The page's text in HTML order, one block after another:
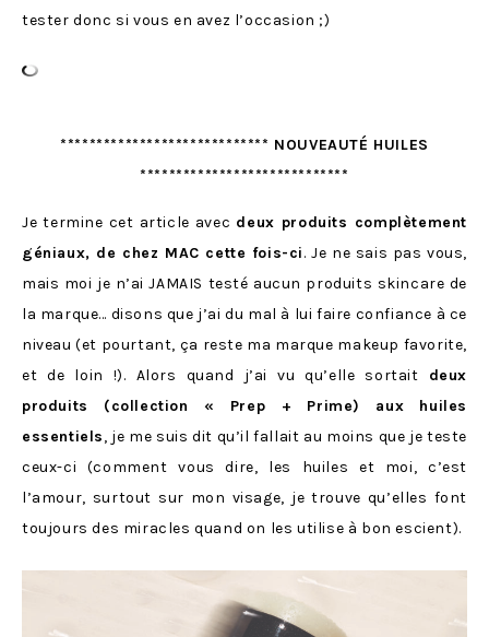
tester donc si vous en avez l’occasion ;)
***************************** NOUVEAUTÉ HUILES
*****************************
Je termine cet article avec deux produits complètement
géniaux, de chez MAC cette fois-ci. Je ne sais pas vous,
mais moi je n’ai JAMAIS testé aucun produits skincare de
la marque… disons que j’ai du mal à lui faire confiance à ce
niveau (et pourtant, ça reste ma marque makeup favorite,
et de loin !). Alors quand j’ai vu qu’elle sortait deux
produits (collection « Prep + Prime) aux huiles
essentiels, je me suis dit qu’il fallait au moins que je teste
ceux-ci (comment vous dire, les huiles et moi, c’est
l’amour, surtout sur mon visage, je trouve qu’elles font
toujours des miracles quand on les utilise à bon escient).